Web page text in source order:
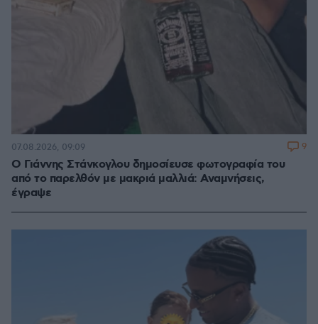
Ο Γιάννης Στάνκογλου δημοσίευσε φωτογραφία του
από το παρελθόν με μακριά μαλλιά: Αναμνήσεις,
έγραψε
07.08.2026, 09:09 9